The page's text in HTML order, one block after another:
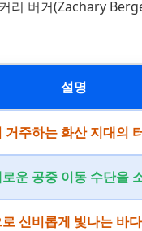
리 버거(Zachary
설명
거주하는 화산 지대의
운 공중 이동 수단을
신비롭게 빛나는 바